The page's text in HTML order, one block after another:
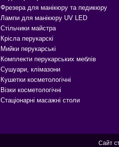
Фрезера для манікюру та педикюру
Лампи для манікюру UV LED
Стільчики майстра
Крісла перукарскі
Мийки перукарські
Комплекти перукарських меблів
Сушуари, клімазони
Кушетки косметологічні
Візки косметологічні
Стаціонарні масажні столи
Сайт